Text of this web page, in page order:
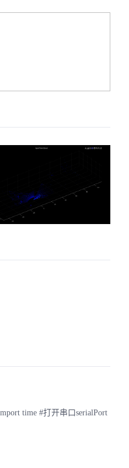
time #打开串口serialPort